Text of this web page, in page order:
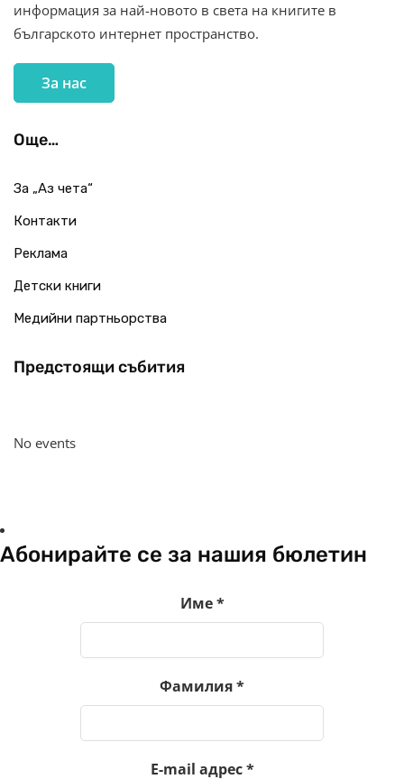
информация за най-новото в света на книгите в
българското интернет пространство.
За нас
Още…
За „Аз чета“
Контакти
Реклама
Детски книги
Медийни партньорства
Предстоящи събития
No events
Абонирайте се за нашия бюлетин
Име*
Фамилия*
E-mail адрес*